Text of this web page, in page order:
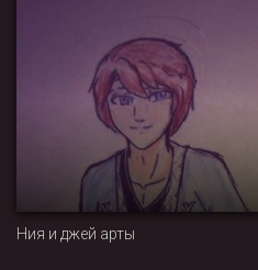
Ния и джей арты